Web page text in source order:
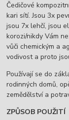
Čedičové
kari sítí. Jsou 3x
jsou 7x lehčí, jsou
korozi/nikdy Vám
vůči chemickým a
vodivost a proto
Používají se do
rodinných domů,
zemědělství a
ZPŮSOB POUŽITÍ